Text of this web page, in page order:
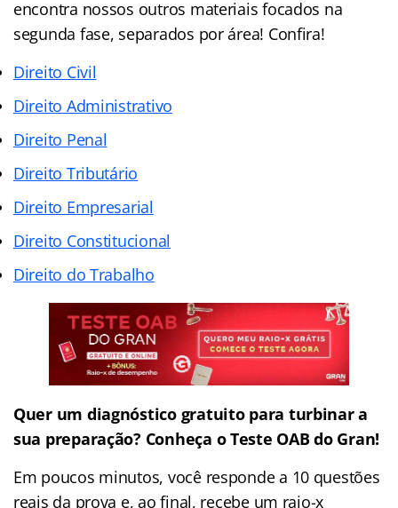
encontra nossos outros materiais focados na
segunda fase, separados por área! Confira!
Direito Civil
Direito Administrativo
Direito Penal
Direito Tributário
Direito Empresarial
Direito Constitucional
Direito do Trabalho
Quer um diagnóstico gratuito para turbinar a
sua preparação? Conheça o Teste OAB do Gran!
Em poucos minutos, você responde a 10 questões
reais da prova e, ao final, recebe um raio-x